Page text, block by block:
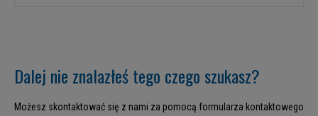
Dalej nie znalazłeś tego czego szukasz?
Możesz skontaktować się z nami za pomocą formularza kontaktowego